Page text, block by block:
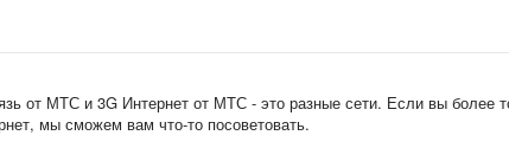
от МТС и 3G Интернет от МТС - это разные сети. Если вы более
мы сможем вам что-то посоветовать.